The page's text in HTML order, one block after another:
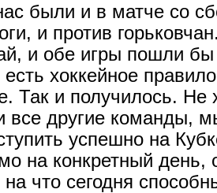
были и в матче со
и против
и обе игры пошли
хоккейное
Так и получилось. Не
все другие команды,
успешно на
на конкретный день,
что сегодня